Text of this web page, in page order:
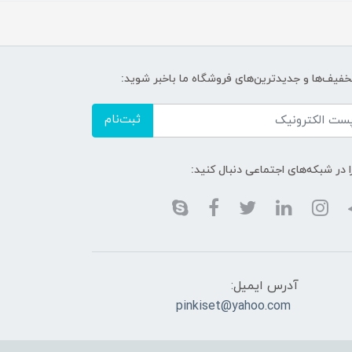
و جدیدترین‌های فروشگاه ما باخبر شوید:
ثبت‌نام
در شبکه‌های اجتماعی دنبال کنید:
آدرس ایمیل:
pinkiset@yahoo.com